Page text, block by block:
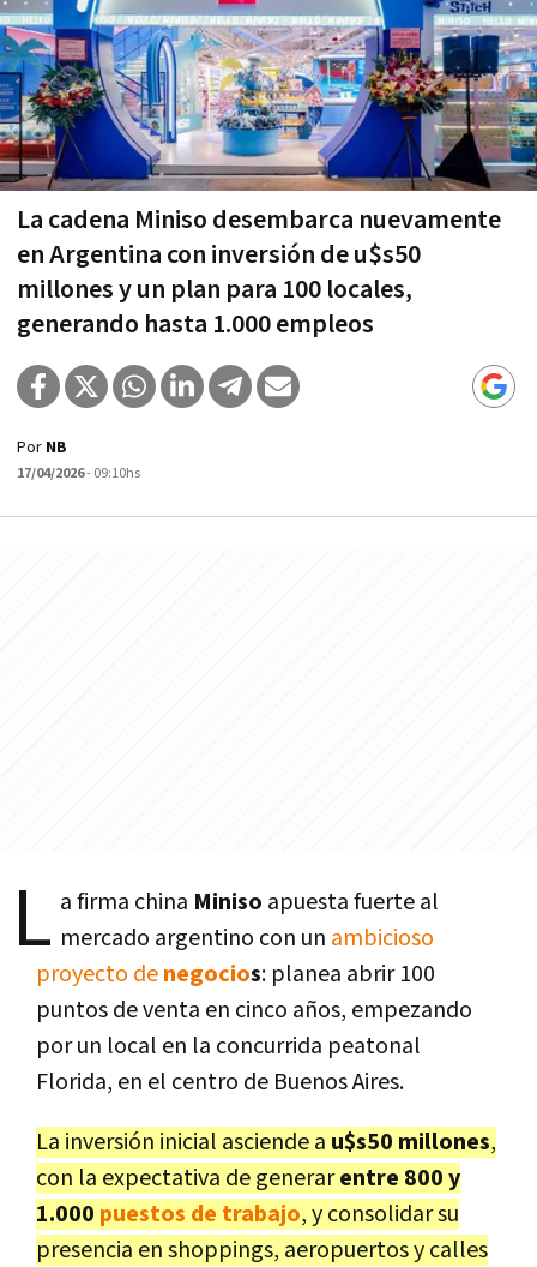
La cadena Miniso desembarca nuevamente
en Argentina con inversión de u$s50
millones y un plan para 100 locales,
generando hasta 1.000 empleos
Por NB
17/04/2026- 09:10hs
L a firma china Miniso apuesta fuerte al
mercado argentino con un ambicioso
proyecto denegocios: planea abrir 100
puntos de venta en cinco años, empezando
por un local en la concurrida peatonal
Florida, en el centro de Buenos Aires.
La inversión inicial asciende a u$s50 millones,
con la expectativa de generarentre 800 y
1.000 puestos de trabajo, y consolidar su
presencia en shoppings, aeropuertos y calles